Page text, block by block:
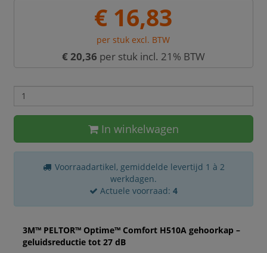
€ 16,83
per stuk excl. BTW
€ 20,36 per stuk incl. 21% BTW
In winkelwagen
Voorraadartikel, gemiddelde levertijd 1 à 2
werkdagen.
Actuele voorraad: 4
3M™ PELTOR™ Optime™ Comfort H510A gehoorkap –
geluidsreductie tot 27 dB